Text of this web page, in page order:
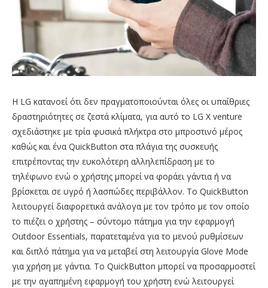
Η LG κατανοεί ότι δεν πραγματοποιούνται όλες οι υπαίθριες
δραστηριότητες σε ζεστά κλίματα, για αυτό το LG X venture
σχεδιάστηκε με τρία φυσικά πλήκτρα στο μπροστινό μέρος
καθώς και ένα QuickButton στα πλάγια της συσκευής
επιτρέποντας την ευκολότερη αλληλεπίδραση με το
τηλέφωνο ενώ ο χρήστης μπορεί να φοράει γάντια ή να
βρίσκεται σε υγρό ή λασπώδες περιβάλλον. Το QuickButton
λειτουργεί διαφορετικά ανάλογα με τον τρόπο με τον οποίο
το πιέζει ο χρήστης – σύντομο πάτημα για την εφαρμογή
Outdoor Essentials, παρατεταμένα για το μενού ρυθμίσεων
και διπλό πάτημα για να μεταβεί στη λειτουργία Glove Mode
για χρήση με γάντια. Το QuickButton μπορεί να προσαρμοστεί
με την αγαπημένη εφαρμογή του χρήστη ενώ λειτουργεί